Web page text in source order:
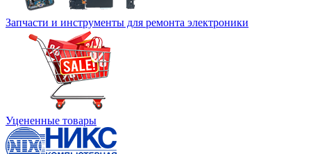
Запчасти и инструменты для ремонта электроники
Уцененные товары